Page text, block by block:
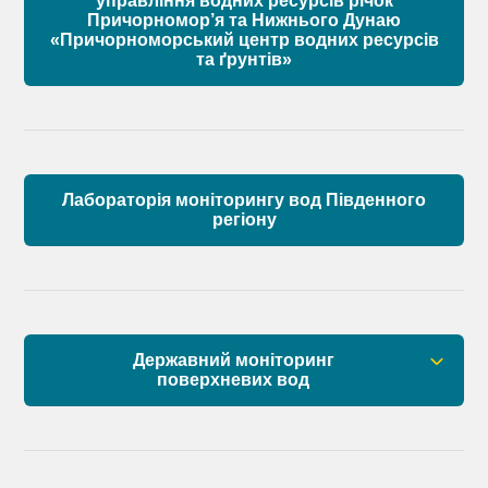
Матеріали
Причорномор’я та Нижнього Дунаю
«Причорноморський центр водних ресурсів
та ґрунтів»
Лабораторія моніторингу вод Південного
регіону
Державний моніторинг
поверхневих вод